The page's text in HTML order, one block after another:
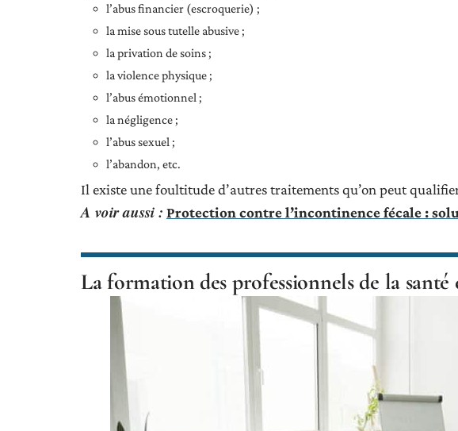
l’abus financier (escroquerie) ;
la mise sous tutelle abusive ;
la privation de soins ;
la violence physique ;
l’abus émotionnel ;
la négligence ;
l’abus sexuel ;
l’abandon, etc.
Il existe une foultitude d’autres traitements qu’on peut
A voir aussi : Protection contre l’incontinence fécale :
La formation des professionnels de la santé